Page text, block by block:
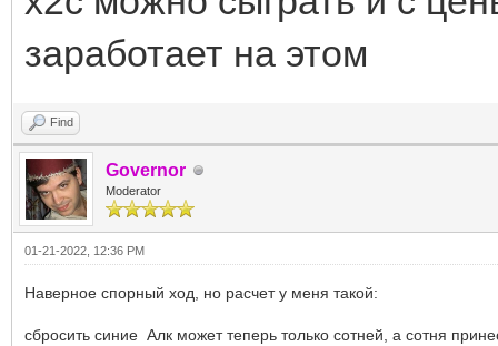
заработает на этом
Find
Governor
Moderator
01-21-2022, 12:36 PM
Наверное спорный ход, но расчет у меня такой:
сбросить синие Алк может теперь только сотней, а сотня